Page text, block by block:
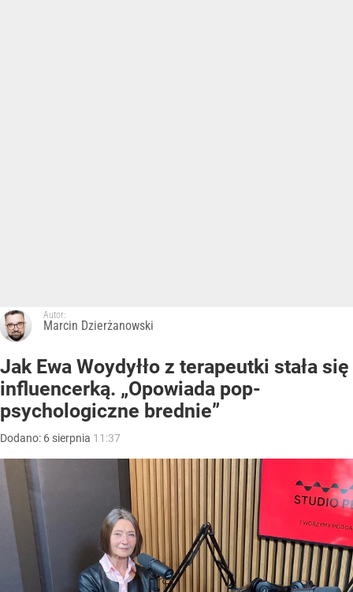
Autor:
Marcin Dzierżanowski
Jak Ewa Woydyłło z terapeutki stała się
influencerką. „Opowiada pop-
psychologiczne brednie”
Dodano: 6 sierpnia 11:37